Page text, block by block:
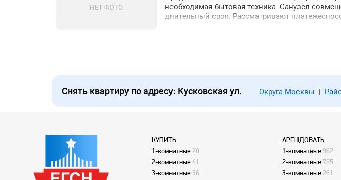
необходимая бытовая техника. Санузел
длительный срок. Рассматривают
Снять квартиру по адресу: Кусковская ул. Округа Москвы |
КУПИТЬ
1-комнатные 28
2-комнатные 41
3-комнатные 36
АРЕНДОВАТЬ
1-комнатные962
2-комнатные785
3-комнатные 261